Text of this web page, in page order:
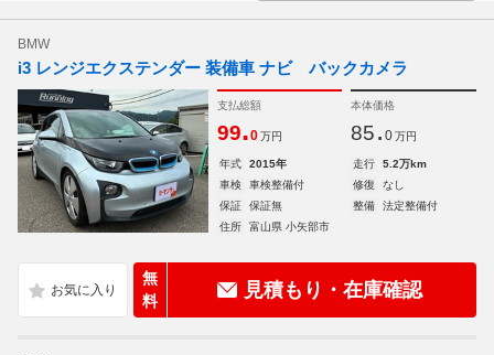
BMW
i3 レンジエクステンダー 装備車 ナビ バックカメラ
支払総額
99.0 万円
本体価格
85. 0 万円
年式 2015年 走行
5.2万km
車検
車検整備付 修復
なし
保証
保証無 整備
法定整備付
住所
富山県 小矢部市
無
料
見積もり・在庫確認